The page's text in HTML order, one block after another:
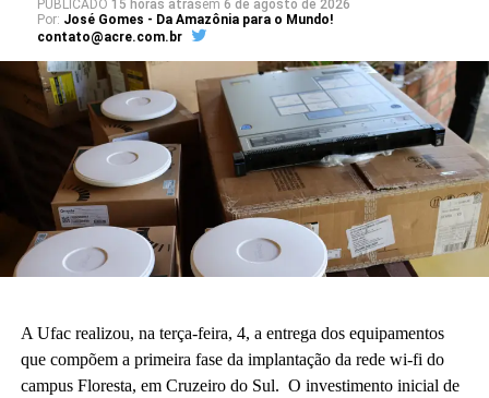
PUBLICADO 15 horas atrásem 6 de agosto de 2026
Por: José Gomes - Da Amazônia para o Mundo!
contato@acre.com.br
A Ufac realizou, na terça-feira, 4, a entrega dos equipamentos
que compõem a primeira fase da implantação da rede wi-fi do
campus Floresta, em Cruzeiro do Sul. O investimento inicial de